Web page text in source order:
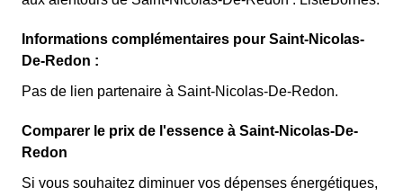
Informations complémentaires pour Saint-Nicolas-
De-Redon :
Pas de lien partenaire à Saint-Nicolas-De-Redon.
Comparer le prix de l'essence à Saint-Nicolas-De-
Redon
Si vous souhaitez diminuer vos dépenses énergétiques,